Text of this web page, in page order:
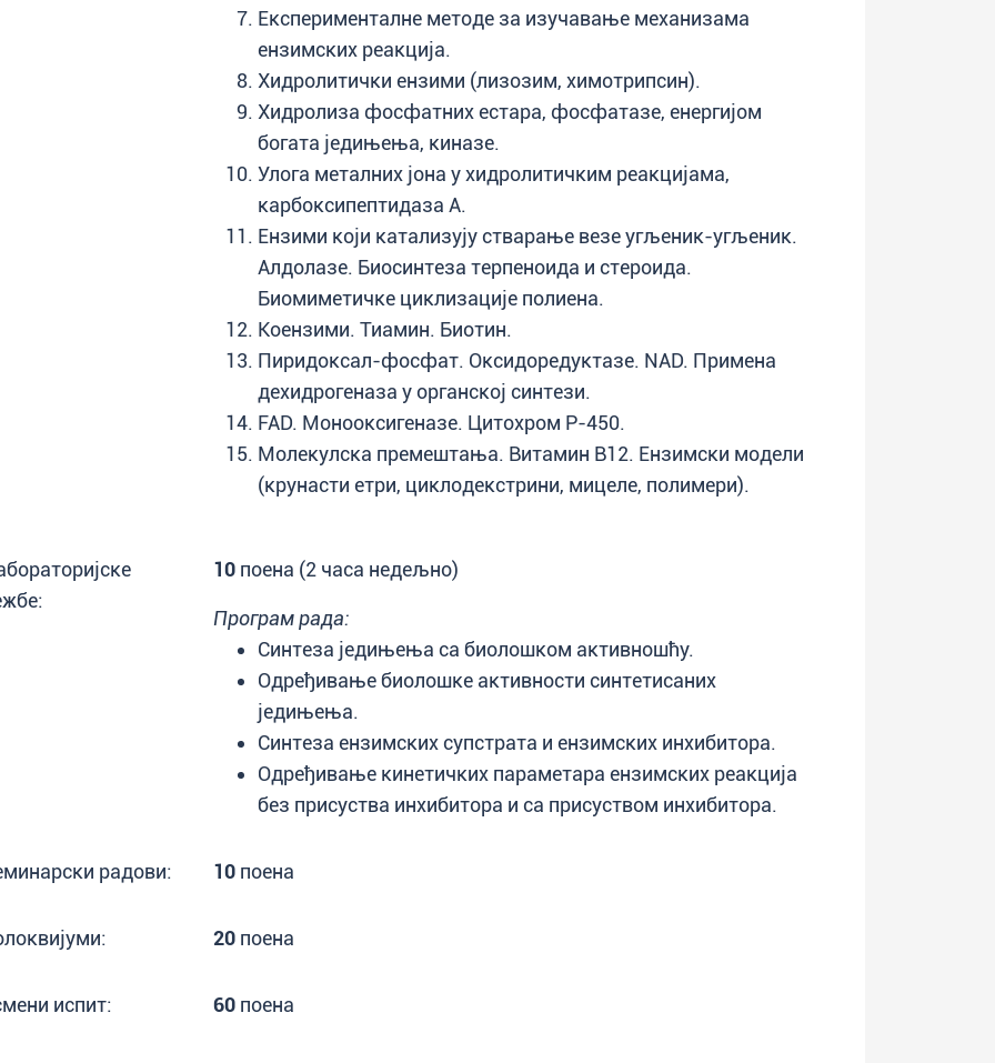
Експерименталне методе за изучавање механизама
ензимских реакција.
Хидролитички ензими (лизозим, химотрипсин).
Хидролиза фосфатних естара, фосфатазе, енергијом
богата једињења, киназе.
Улога металних јона у хидролитичким реакцијама,
карбоксипептидаза А.
Ензими који катализују стварање везе угљеник-угљеник.
Алдолазе. Биосинтеза терпеноида и стероида.
Биомиметичке циклизације полиена.
Коензими. Тиамин. Биотин.
Пиридоксал-фосфат. Оксидоредуктазе. NAD. Примена
дехидрогеназа у органској синтези.
FAD. Монооксигеназе. Цитохром Р-450.
Молекулска премештања. Витамин В12. Ензимски модели
(крунасти етри, циклодекстрини, мицеле, полимери).
10 поена (2 часа недељно)
Програм рада:
Синтеза једињења са биолошком активношћу.
Одређивање биолошке активности синтетисаних
једињења.
Синтеза ензимских супстрата и ензимских инхибитора.
Одређивање кинетичких параметара ензимских реакција
без присуства инхибитора и са присуством инхибитора.
радови: 10 поена
20 поена
испит: 60 поена